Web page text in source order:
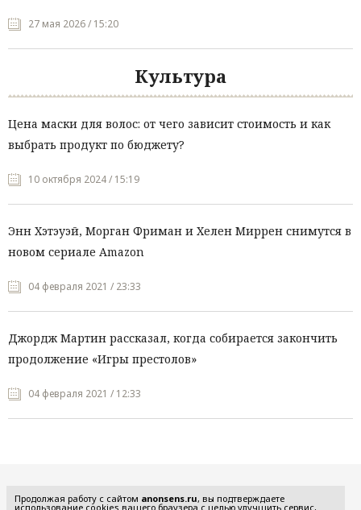
27 мая 2026 / 15:20
Культура
Цена маски для волос: от чего зависит стоимость и как
выбрать продукт по бюджету?
10 октября 2024 / 15:19
Энн Хэтэуэй, Морган Фриман и Хелен Миррен снимутся в
новом сериале Amazon
04 февраля 2021 / 23:33
Джордж Мартин рассказал, когда собирается закончить
продолжение «Игры престолов»
04 февраля 2021 / 12:33
Продолжая работу с сайтом anonsens.ru, вы подтверждаете
использование cookies вашего браузера с целью улучшить сервис,